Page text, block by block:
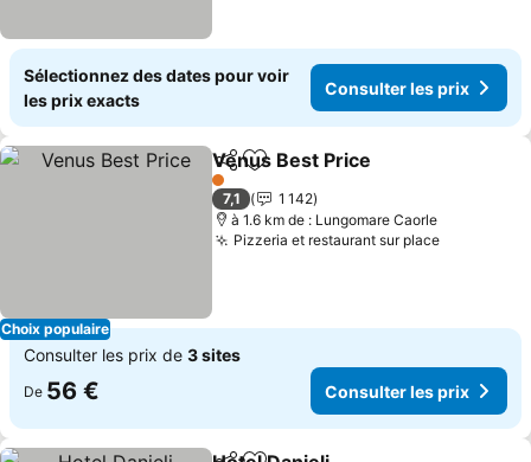
Sélectionnez des dates pour voir
les prix exacts
Consulter les prix
Choix populaire
PartagerAjouter à mes favoris
Venus Best Price
1 Étoiles
7,1
1 142
à 1.6 km de : Lungomare Caorle
Pizzeria et restaurant sur place
Consulter les prix de 3 sites
De 56 € Consulter les prix